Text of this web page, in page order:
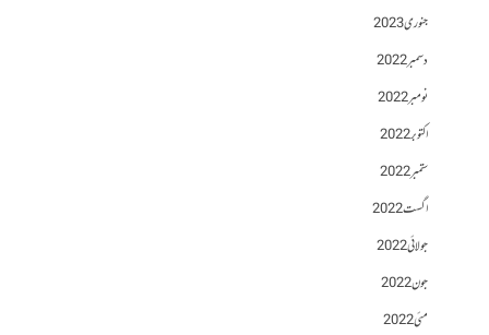
جنوری 2023
دسمبر 2022
نومبر 2022
اکتوبر 2022
ستمبر 2022
اگست 2022
جولائی 2022
جون 2022
مئی 2022